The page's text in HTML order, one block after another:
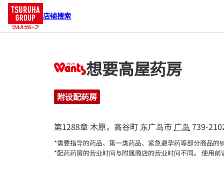
店铺搜索
想要高屋药房
附设配药房
第1288章 木原，高谷町 东广岛市 广岛 739-
*需要指导的药品、第一类药品、紧急避孕药等部分商品的
*配药药房的营业时间与附属商店的营业时间不同。 使用前